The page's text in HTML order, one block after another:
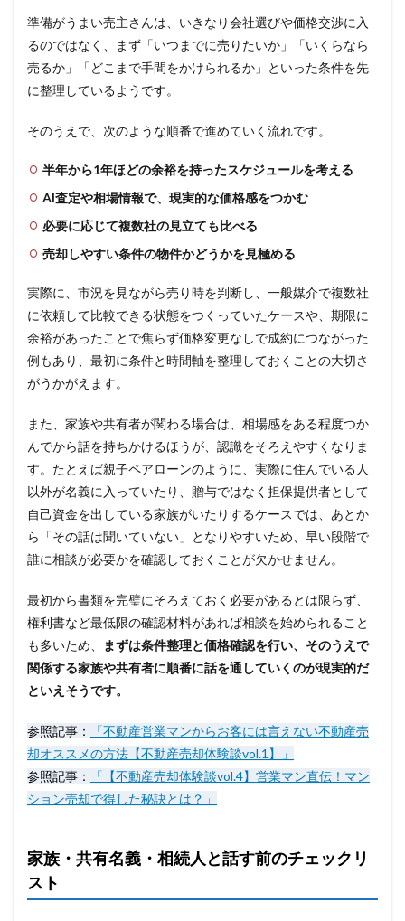
準備がうまい売主さんは、いきなり会社選びや価格交渉に入
るのではなく、まず「いつまでに売りたいか」「いくらなら
売るか」「どこまで手間をかけられるか」といった条件を先
に整理しているようです。
そのうえで、次のような順番で進めていく流れです。
半年から1年ほどの余裕を持ったスケジュールを考える
AI査定や相場情報で、現実的な価格感をつかむ
必要に応じて複数社の見立ても比べる
売却しやすい条件の物件かどうかを見極める
実際に、市況を見ながら売り時を判断し、一般媒介で複数社
に依頼して比較できる状態をつくっていたケースや、期限に
余裕があったことで焦らず価格変更なしで成約につながった
例もあり、最初に条件と時間軸を整理しておくことの大切さ
がうかがえます。
また、家族や共有者が関わる場合は、相場感をある程度つか
んでから話を持ちかけるほうが、認識をそろえやすくなりま
す。たとえば親子ペアローンのように、実際に住んでいる人
以外が名義に入っていたり、贈与ではなく担保提供者として
自己資金を出している家族がいたりするケースでは、あとか
ら「その話は聞いていない」となりやすいため、早い段階で
誰に相談が必要かを確認しておくことが欠かせません。
最初から書類を完璧にそろえておく必要があるとは限らず、
権利書など最低限の確認材料があれば相談を始められること
も多いため、
まずは条件整理と価格確認を行い、そのうえで
関係する家族や共有者に順番に話を通していくのが現実的だ
といえそうです。
参照記事：
「不動産営業マンからお客には言えない不動産売
却オススメの方法【不動産売却体験談vol.1】」
参照記事：
「【不動産売却体験談vol.4】営業マン直伝！マン
ション売却で得した秘訣とは？」
家族・共有名義・相続人と話す前のチェックリ
スト